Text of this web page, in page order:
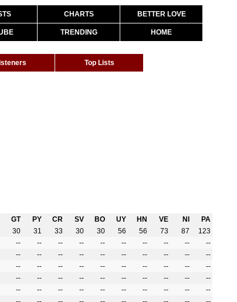
CHARTS BETTER LOVE
TRENDING HOME
Top Lists
GT PY CR SV BO UY HN VE NI
PA
30 31 33 30 30 56 56 73 87
123
-- -- -- -- -- -- -- -- --
--
-- -- -- -- -- -- -- -- --
--
-- -- -- -- -- -- -- -- --
--
-- -- -- -- -- -- -- -- --
--
-- -- -- -- -- -- -- -- --
--